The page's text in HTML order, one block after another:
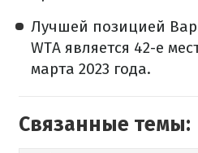
Лучшей позицией
WTA является 42-е
марта 2023 года.
Связанные темы: